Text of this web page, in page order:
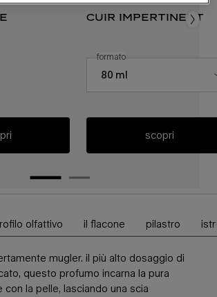
cuir impertinent
Select a formato for cuir
80 ml
seleziona un
formatoper cuir impertinent
scopri
olfattivo il flacone pilastro
mugler. il più alto dosaggio di
questo profumo incarna la pura
con la pelle, lasciando una scia